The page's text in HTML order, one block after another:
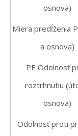
osnova)
Miera predĺženia
a osnova)
PE Odolnosť
roztrhnutiu
osnova)
Odolnosť proti